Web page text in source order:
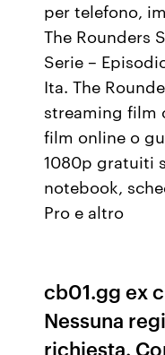
per telefono,
The Rounders
Serie –
Ita. The
streaming film
film online o
1080p gratuiti
notebook,
Pro e altro
cb01.gg ex
Nessuna
richiesta.